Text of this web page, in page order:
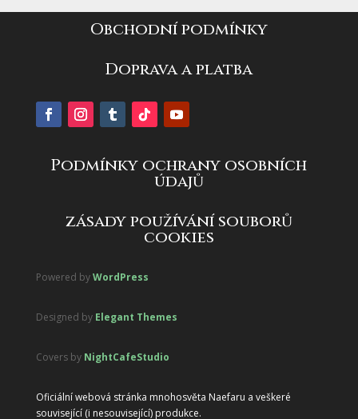
Obchodní podmínky
Doprava a platba
Podmínky ochrany osobních
údajů
zásady používání souborů
cookies
Powered byWordPress
Designed by Elegant Themes
Covers by NightCafeStudio
Oficiální webová stránka mnohosvěta Naefaru a veškeré
související (i nesouvisející) produkce.